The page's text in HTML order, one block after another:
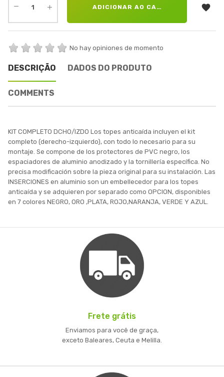
ADICIONAR AO CARRINHO 
No hay opiniones de momento
DESCRIÇÃO DADOS DO PRODUTO
COMMENTS
KIT COMPLETO DCHO/IZDO Los topes anticaída incluyen el kit
completo (derecho-izquierdo), con todo lo necesario para su
montaje. Se compone de los protectores de PVC negro, los
espaciadores de aluminio anodizado y la tornillería específica. No
precisa modificación sobre la pieza original para su instalación. Las
INSERCIONES en aluminio son un embellecedor para los topes
anticaída y se adquieren por separado como OPCION, disponibles
en 7 colores NEGRO, ORO ,PLATA, ROJO,NARANJA, VERDE Y AZUL.
Frete grátis
Enviamos para você de graça,
exceto Baleares, Ceuta e Melilla.